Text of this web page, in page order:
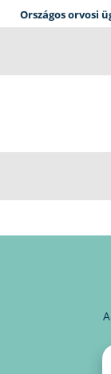
Országos orvosi